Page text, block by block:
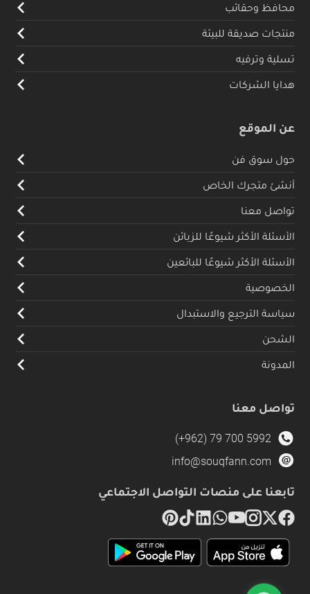
محافظ وحقائب
منتجات صديقة للبيئة
تسلية وترفيه
هدايا الشركات
عن الموقع
حول سوق فن
أنشئ متجرك الخاص
تواصل معنا
الأسئلة الأكثر شيوعًا للزبائن
الأسئلة الأكثر شيوعًا للبائعين
الخصوصية
سياسة الترجيع والاستبدال
الشحن
المدونة
تواصل معنا
(+962) 79 700 5992
info@souqfann.com
تابعنا على منصات التواصل الاجتماعي